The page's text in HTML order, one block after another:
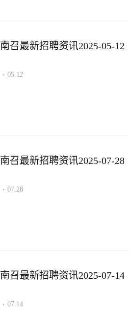
南召最新招聘资讯2025-05-12
· 05.12
南召最新招聘资讯2025-07-28
· 07.28
南召最新招聘资讯2025-07-14
· 07.14